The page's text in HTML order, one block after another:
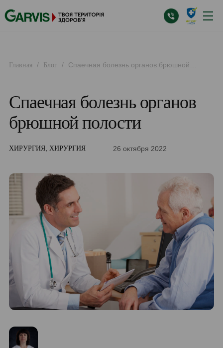
Главная / Блог /
Спаечная болезнь органов брюшной
Спаечная болезнь органов
брюшной полости
ХИРУРГИЯ, ХИРУРГИЯ 26 октября 2022